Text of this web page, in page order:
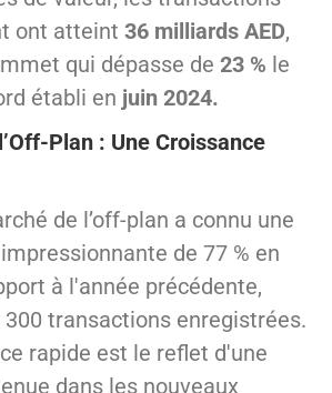
ont atteint 36 milliards AED,
qui dépasse de 23 % le
établi en juin 2024.
Plan : Une Croissance
de l’off-plan a connu une
de 77 % en
à l'année précédente,
300 transactions enregistrées.
rapide est le reflet d'une
dans les nouveaux